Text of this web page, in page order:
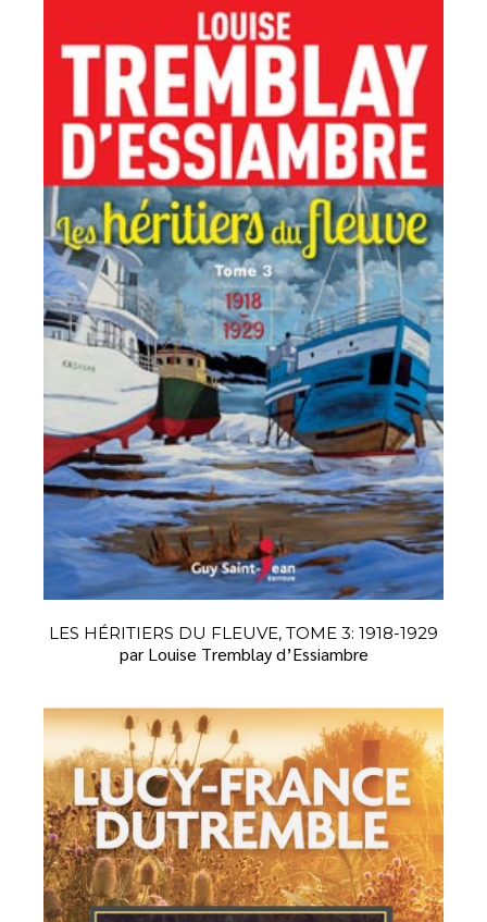
LES HÉRITIERS DU FLEUVE, TOME 3: 1918-1929
par Louise Tremblay d’Essiambre